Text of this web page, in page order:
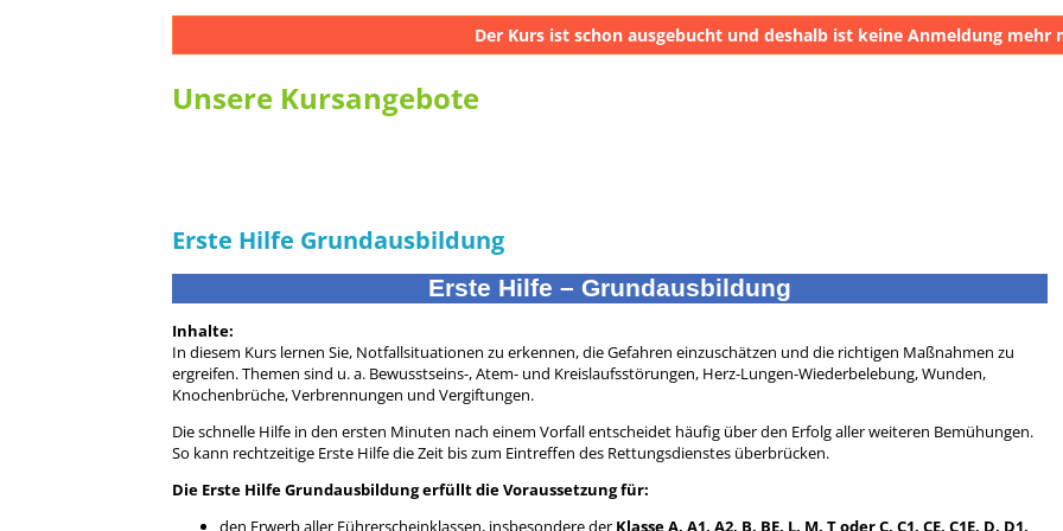
Der Kurs ist schon ausgebucht und deshalb ist keine Anmeldung mehr
Unsere Kursangebote
Erste Hilfe Grundausbildung
Erste Hilfe – Grundausbildung
Inhalte:
In diesem Kurs lernen Sie, Notfallsituationen zu erkennen, die Gefahren einzuschätzen und die richtigen Maßnahmen zu
ergreifen. Themen sind u. a. Bewusstseins-, Atem- und Kreislaufsstörungen, Herz-Lungen-Wiederbelebung, Wunden,
Knochenbrüche, Verbrennungen und Vergiftungen.
Die schnelle Hilfe in den ersten Minuten nach einem Vorfall entscheidet häufig über den Erfolg aller weiteren Bemühungen.
So kann rechtzeitige Erste Hilfe die Zeit bis zum Eintreffen des Rettungsdienstes überbrücken.
Die Erste Hilfe Grundausbildung erfüllt die Voraussetzung für:
den Erwerb aller Führerscheinklassen, insbesondere der KlasseA, A1, A2, B, BE, L, M, T oderC, C1, CE, C1E, D, D1,